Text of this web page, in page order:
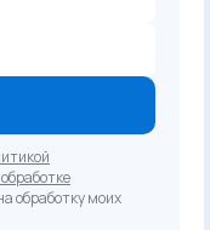
обработку моих